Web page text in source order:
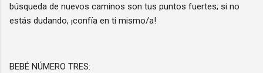
búsqueda de nuevos caminos son tus puntos fuertes; si no
estás dudando, ¡confía en ti mismo/a!
BEBÉ NÚMERO TRES: